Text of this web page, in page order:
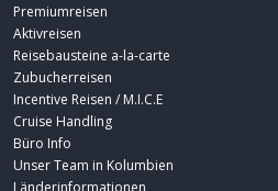
Premiumreisen
Aktivreisen
Reisebausteine a-la-carte
Zubucherreisen
Incentive Reisen / M.I.C.E
Cruise Handling
Büro Info
Unser Team in Kolumbien
Länderinformationen